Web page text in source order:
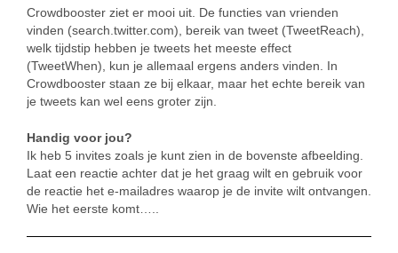
Crowdbooster ziet er mooi uit. De functies van vrienden
vinden (search.twitter.com), bereik van tweet (TweetReach),
welk tijdstip hebben je tweets het meeste effect
(TweetWhen), kun je allemaal ergens anders vinden. In
Crowdbooster staan ze bij elkaar, maar het echte bereik van
je tweets kan wel eens groter zijn.
Handig voor jou?
Ik heb 5 invites zoals je kunt zien in de bovenste afbeelding.
Laat een reactie achter dat je het graag wilt en gebruik voor
de reactie het e-mailadres waarop je de invite wilt ontvangen.
Wie het eerste komt…..